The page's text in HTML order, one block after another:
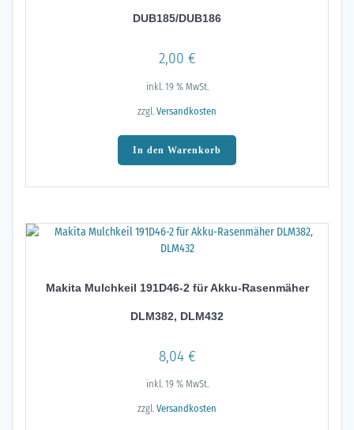
DUB185/DUB186
2,00 €
inkl. 19 % MwSt.
zzgl. Versandkosten
In den Warenkorb
Makita Mulchkeil 191D46-2 für Akku-Rasenmäher
DLM382, DLM432
8,04 €
inkl. 19 % MwSt.
zzgl. Versandkosten